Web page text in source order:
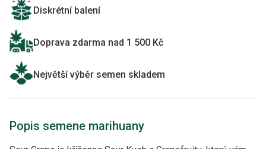
Diskrétní balení
Doprava zdarma nad 1 500 Kč
Největší výběr semen skladem
Popis semene marihuany